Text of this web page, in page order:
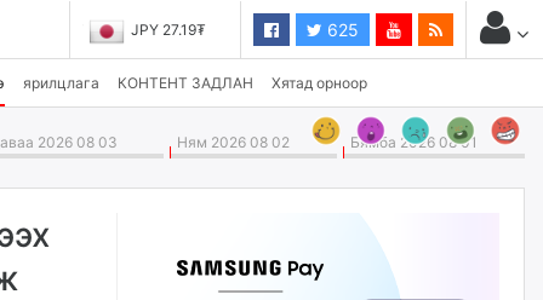
JPY 27.19₮ 625
ярилцлага КОНТЕНТ ЗАДЛАН Хятад орноор
2026 08 03 Ням 2026 08 02 Бямба 2026 08 01